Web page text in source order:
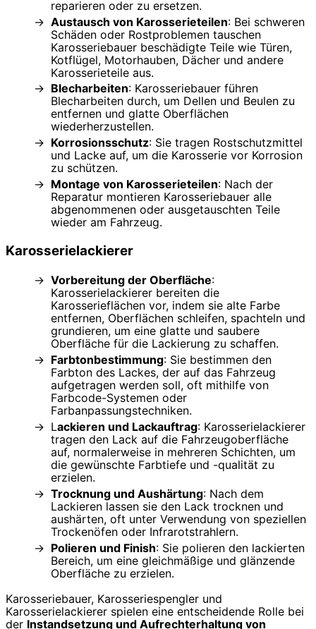
reparieren oder zu ersetzen.
Austausch von Karosserieteilen: Bei schweren
Schäden oder Rostproblemen tauschen
Karosseriebauer beschädigte Teile wie Türen,
Kotflügel, Motorhauben, Dächer und andere
Karosserieteile aus.
Blecharbeiten: Karosseriebauer führen
Blecharbeiten durch, um Dellen und Beulen zu
entfernen und glatte Oberflächen
wiederherzustellen.
Korrosionsschutz: Sie tragen Rostschutzmittel
und Lacke auf, um die Karosserie vor Korrosion
zu schützen.
Montage von Karosserieteilen: Nach der
Reparatur montieren Karosseriebauer alle
abgenommenen oder ausgetauschten Teile
wieder am Fahrzeug.
Karosserielackierer
Vorbereitung der Oberfläche:
Karosserielackierer bereiten die
Karosserieflächen vor, indem sie alte Farbe
entfernen, Oberflächen schleifen, spachteln und
grundieren, um eine glatte und saubere
Oberfläche für die Lackierung zu schaffen.
Farbtonbestimmung: Sie bestimmen den
Farbton des Lackes, der auf das Fahrzeug
aufgetragen werden soll, oft mithilfe von
Farbcode-Systemen oder
Farbanpassungstechniken.
Lackieren und Lackauftrag: Karosserielackierer
tragen den Lack auf die Fahrzeugoberfläche
auf, normalerweise in mehreren Schichten, um
die gewünschte Farbtiefe und -qualität zu
erzielen.
Trocknung und Aushärtung: Nach dem
Lackieren lassen sie den Lack trocknen und
aushärten, oft unter Verwendung von speziellen
Trockenöfen oder Infrarotstrahlern.
Polieren und Finish: Sie polieren den lackierten
Bereich, um eine gleichmäßige und glänzende
Oberfläche zu erzielen.
Karosseriebauer, Karosseriespengler und
Karosserielackierer spielen eine entscheidende Rolle bei
der Instandsetzung und Aufrechterhaltung von